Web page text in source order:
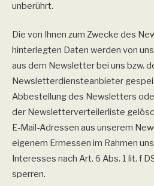
unberührt.
Die von Ihnen zum Zwecke des
hinterlegten Daten werden von
aus dem Newsletter bei uns bzw.
Newsletterdiensteanbieter
Abbestellung des Newsletters
der Newsletterverteilerliste
E-Mail-Adressen aus unserem
eigenem Ermessen im Rahmen
Interesses nach Art. 6 Abs. 1 lit. f
sperren.